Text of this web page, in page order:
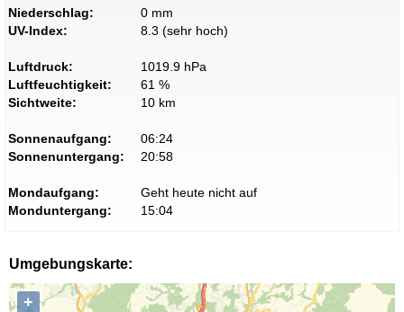
Niederschlag:
0 mm
UV-Index:
8.3 (sehr hoch)
Luftdruck:
1019.9 hPa
Luftfeuchtigkeit:
61 %
Sichtweite:
10 km
Sonnenaufgang:
06:24
Sonnenuntergang:
20:58
Mondaufgang:
Geht heute nicht auf
Monduntergang:
15:04
Umgebungskarte:
+